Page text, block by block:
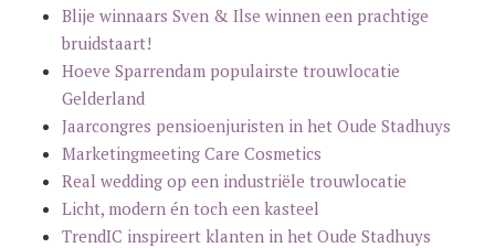
Blije winnaars Sven & Ilse winnen een prachtige
bruidstaart!
Hoeve Sparrendam populairste trouwlocatie
Gelderland
Jaarcongres pensioenjuristen in het Oude Stadhuys
Marketingmeeting Care Cosmetics
Real wedding op een industriële trouwlocatie
Licht, modern én toch een kasteel
TrendIC inspireert klanten in het Oude Stadhuys